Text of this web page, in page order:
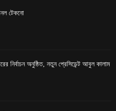
টেকনো
নির্বাচন অনুষ্ঠিত, নতুন প্রেসিডেন্ট আবুল কালাম